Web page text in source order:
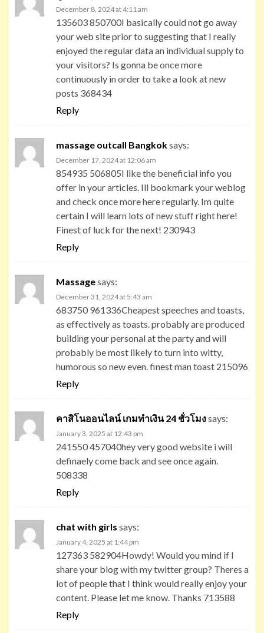
December 8, 2024 at 4:11 am
135603 850700I basically could not go away
your web site prior to suggesting that I really
enjoyed the regular data an individual supply to
your visitors? Is gonna be once more
continuously in order to take a look at new
posts 368434
Reply
massage outcall Bangkoksays:
December 17, 2024 at 12:06 am
854935 506805I like the beneficial info you
offer in your articles. Ill bookmark your weblog
and check once more here regularly. Im quite
certain I will learn lots of new stuff right here!
Finest of luck for the next! 230943
Reply
Massagesays:
December 31, 2024 at 5:43 am
683750 961336Cheapest speeches and toasts,
as effectively as toasts. probably are produced
building your personal at the party and will
probably be most likely to turn into witty,
humorous so new even. finest man toast 215096
Reply
คาสิโนออนไลน์ เกมทำเงิน 24 ชั่วโมงsays:
January 3, 2025 at 12:43 pm
241550 457040hey very good website i will
definaely come back and see once again.
508338
Reply
chat with girls says:
January 4, 2025 at 1:44 pm
127363 582904Howdy! Would you mind if I
share your blog with my twitter group? Theres a
lot of people that I think would really enjoy your
content. Please let me know. Thanks 713588
Reply